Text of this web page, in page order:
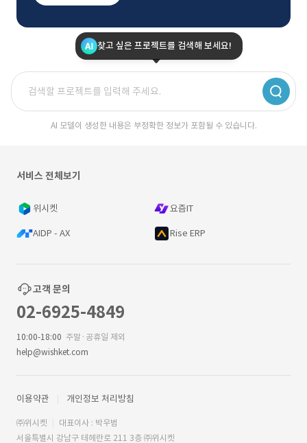
찾고 싶은 프로젝트를 검색해 보세요!
AI 모델이 생성한 내용은 부정확한 정보가 포함될 수 있습니다.
서비스 전체보기
위시켓 요즘IT
AIDP - AX Rise ERP
고객 문의
02-6925-4849
10:00-18:00 주말·공휴일 제외
help@wishket.com
이용약관 개인정보 처리방침
㈜위시켓
대표이사 : 박우범
서울특별시 강남구 테헤란로 211 3층 ㈜위시켓